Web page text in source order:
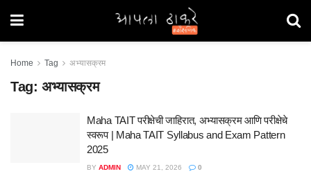
Home Tag अभ्यासक्रम
Tag: अभ्यासक्रम
Maha TAIT परीक्षेची जाहिरात, अभ्यासक्रम आणि परीक्षेचे
स्वरूप | Maha TAIT Syllabus and Exam Pattern
2025
BY ADMIN MAY 21, 2026 0